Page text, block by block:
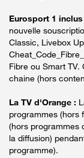
Eurosport 1 inclus
nouvelle
Classic, Livebox
Fibre ou Smart
chaine (hors
La TV d'Orange :
programmes (hors
(hors programmes
la diffusion)
programme).